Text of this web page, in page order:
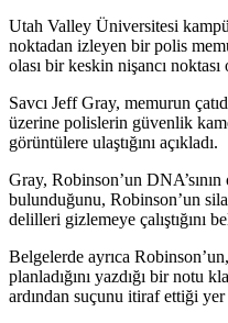
Utah Valley Üniversitesi
noktadan izleyen bir polis
olası bir keskin nişancı
Savcı Jeff Gray, memurun
üzerine polislerin güvenlik
görüntülere ulaştığını açıkladı.
Gray, Robinson’un
bulunduğunu, Robinson’un
delilleri gizlemeye çalıştığını
Belgelerde ayrıca
planladığını yazdığı bir notu
ardından suçunu itiraf ettiği yer